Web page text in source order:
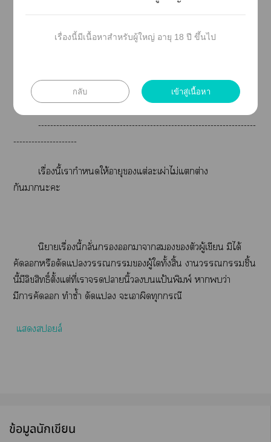
ตัดสิน
เปิดเรื่องครั้งแที่รี้ดอะไร้ต์ ครั้งแ น่าะ 14/7/62
------------------------------------------------------------------------
---------------------
เรื่องนี้เากำหนดให้อายุแต่ะเผ่าไม่แต่าง
กันาะะ
นิยายเรื่องนี้กลั่นาาตัวผู้เขียน มิได้
คัดหรือดัดแผู้ใทั้งสิ้น าชิ้น
นี้มีลิขสิทธิ์ตั้งแต่ที่เาานิ้วแป้นพิมพ์ าว่า
มีาคัด ทำซ้ำ ดัดแ ะเาผิดทุกกรณี
แสล์
ข้อมูลนักเขียน
เรื่องนี้มีเนื้อหาสำหรับผู้ใหญ่ อายุ 18 ปี ขึ้นไป
กลับ เข้าสู่เนื้อหา